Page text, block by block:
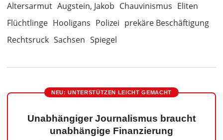
Altersarmut Augstein, Jakob Chauvinismus Eliten
Flüchtlinge Hooligans Polizei prekäre Beschäftigung
Rechtsruck Sachsen Spiegel
NEU: UNTERSTÜTZEN LEICHT GEMACHT
Unabhängiger Journalismus braucht
unabhängige Finanzierung